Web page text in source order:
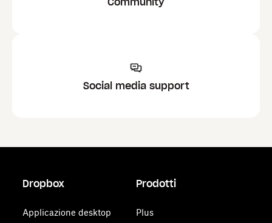
Social media support
Dropbox
Applicazione desktop
Prodotti
Plus